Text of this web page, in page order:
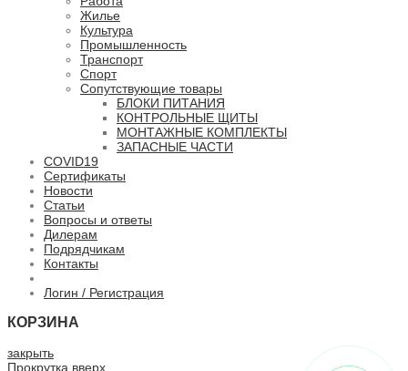
Жилье
Культура
Промышленность
Транспорт
Спорт
Сопутствующие товары
БЛОКИ ПИТАНИЯ
КОНТРОЛЬНЫЕ ЩИТЫ
МОНТАЖНЫЕ КОМПЛЕКТЫ
ЗАПАСНЫЕ ЧАСТИ
COVID19
Сертификаты
Новости
Статьи
Вопросы и ответы
Дилерам
Подрядчикам
Контакты
Логин / Регистрация
КОРЗИНА
закрыть
Прокрутка вверх